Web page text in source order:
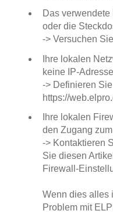
Das
oder die
-> Versuchen
Ihre lokalen
keine IP-
-> Definieren
https://
Ihre lokalen
den Zugang
-> Kontaktieren
Sie diesen Artikel
Firewall-
Wenn dies alles
Problem mit